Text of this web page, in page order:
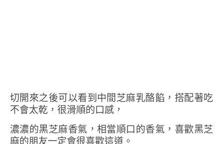
切開來之後可以看到中間芝麻乳酪餡，搭配著吃
不會太乾，很滑順的口感，
濃濃的黑芝麻香氣，相當順口的香氣，喜歡黑芝
麻的朋友一定會很喜歡這道。